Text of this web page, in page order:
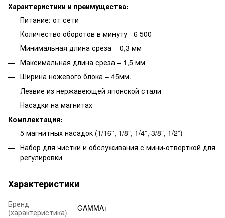
Характеристики и преимущества:
Питание: от сети
Количество оборотов в минуту - 6 500
Минимальная длина среза – 0,3 мм
Максимальная длина среза – 1,5 мм
Ширина ножевого блока – 45мм.
Лезвие из нержавеющей японской стали
Насадки на магнитах
Комплектация:
5 магнитных насадок (1/16”, 1/8”, 1/4”, 3/8”, 1/2”)
Набор для чистки и обслуживания с мини-отверткой для
регулировки
Характеристики
Бренд
(характеристика)
GAMMA+